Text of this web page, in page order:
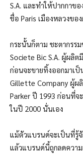
S.A. และทำให้ปากกาข
ชื่อ Paris เมืองหลวงขอ
กระนั้นก็ตาม ชะตากรร
Societe Bic S.A. ผู้ผลิ
ก่อนจะขายทิ้งออกมาเ
Gillette Company ผู้ผ
Parker ปี 1993 ก่อนที่จ
ในปี 2000 นั่นเอง
แม้ตัวแบรนด์จะเป็นที่รู้
แล้วแบรนด์นี้ถูกลดความ